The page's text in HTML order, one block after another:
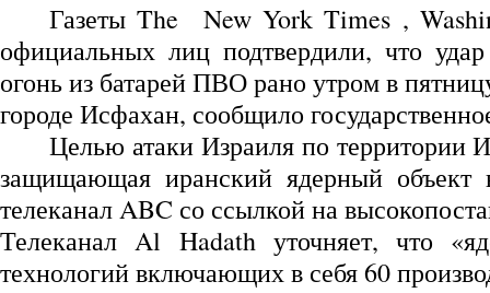
Газеты The New York Times ,
официальных лиц подтвердили, что
огонь из батарей ПВО рано утром в
городе Исфахан, сообщило
Целью атаки Израиля по
защищающая иранский ядерный
телеканал ABC со ссылкой на
Телеканал Al Hadath уточняет, что
технологий включающих в себя 60